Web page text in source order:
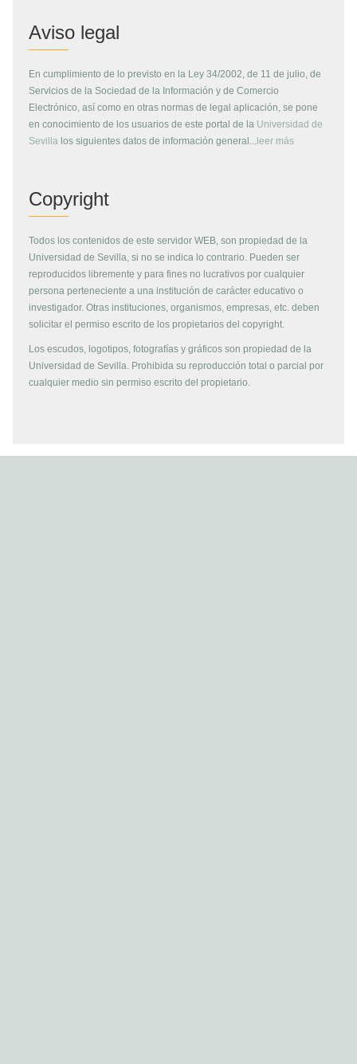
Aviso legal
En cumplimiento de lo previsto en la Ley 34/2002, de 11 de julio, de
Servicios de la Sociedad de la Información y de Comercio
Electrónico, así como en otras normas de legal aplicación, se pone
en conocimiento de los usuarios de este portal de la Universidad de
Sevilla los siguientes datos de información general... leer más
Copyright
Todos los contenidos de este servidor WEB, son propiedad de la
Universidad de Sevilla, si no se indica lo contrario. Pueden ser
reproducidos libremente y para fines no lucrativos por cualquier
persona perteneciente a una institución de carácter educativo o
investigador. Otras instituciones, organismos, empresas, etc. deben
solicitar el permiso escrito de los propietarios del copyright.
Los escudos, logotipos, fotografías y gráficos son propiedad de la
Universidad de Sevilla. Prohibida su reproducción total o parcial por
cualquier medio sin permiso escrito del propietario.